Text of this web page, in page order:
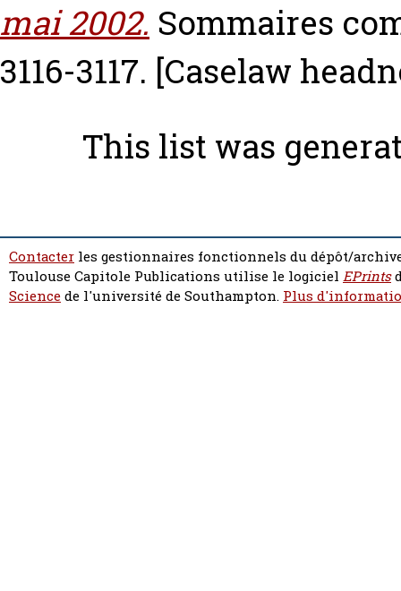
mai 2002. Sommaires
3116-3117. [Caselaw
This list was
Contacter les gestionnaires fonctionnels du dépôt/
Toulouse Capitole Publications utilise le logiciel EPrints
Sciencede l'université de Southampton. Plus